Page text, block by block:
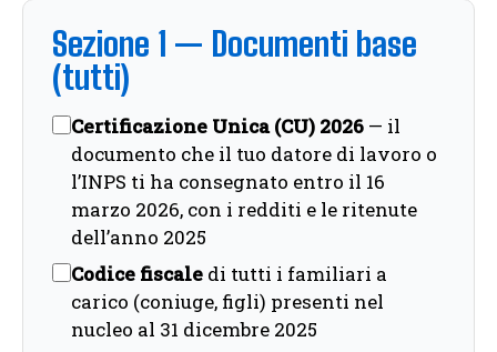
Sezione 1 — Documenti base
(tutti)
Certificazione Unica (CU) 2026 — il
documento che il tuo datore di lavoro o
l’INPS ti ha consegnato entro il 16
marzo 2026, con i redditi e le ritenute
dell’anno 2025
Codice fiscale di tutti i familiari a
carico (coniuge, figli) presenti nel
nucleo al 31 dicembre 2025